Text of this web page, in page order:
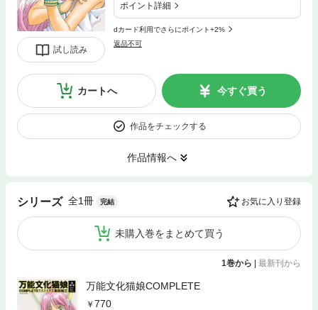
試し読み
ポイント詳細
dカード利用でさらにポイント+2%
返品不可
カートへ 今すぐ買う
作品をチェックする
作品情報へ
シリーズ 全1冊 完結 お気に入り登録
未購入巻をまとめて買う
1巻から | 最新刊から
万能文化猫娘COMPLETE
770